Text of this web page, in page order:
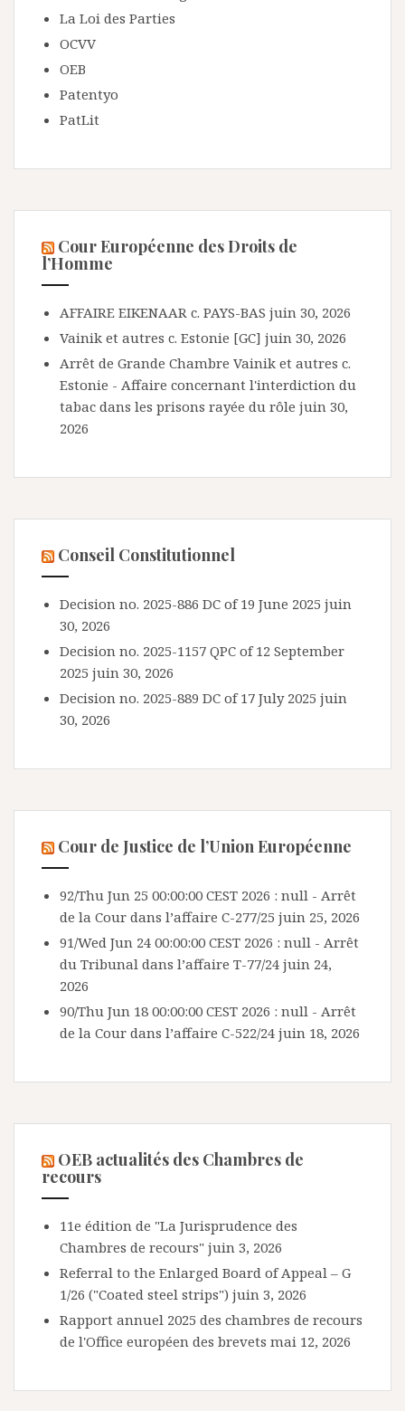
La Loi des Parties
OCVV
OEB
Patentyo
PatLit
Cour Européenne des Droits de
l’Homme
AFFAIRE EIKENAAR c. PAYS-BAS juin 30, 2026
Vainik et autres c. Estonie [GC] juin 30, 2026
Arrêt de Grande Chambre Vainik et autres c.
Estonie - Affaire concernant l'interdiction du
tabac dans les prisons rayée du rôle juin 30,
2026
Conseil Constitutionnel
Decision no. 2025-886 DC of 19 June 2025 juin
30, 2026
Decision no. 2025-1157 QPC of 12 September
2025 juin 30, 2026
Decision no. 2025-889 DC of 17 July 2025 juin
30, 2026
Cour de Justice de l’Union Européenne
92/Thu Jun 25 00:00:00 CEST 2026 : null - Arrêt
de la Cour dans l’affaire C-277/25 juin 25, 2026
91/Wed Jun 24 00:00:00 CEST 2026 : null - Arrêt
du Tribunal dans l’affaire T-77/24 juin 24,
2026
90/Thu Jun 18 00:00:00 CEST 2026 : null - Arrêt
de la Cour dans l’affaire C-522/24 juin 18, 2026
OEB actualités des Chambres de
recours
11e édition de "La Jurisprudence des
Chambres de recours" juin 3, 2026
Referral to the Enlarged Board of Appeal – G
1/26 ("Coated steel strips") juin 3, 2026
Rapport annuel 2025 des chambres de recours
de l'Office européen des brevets mai 12, 2026